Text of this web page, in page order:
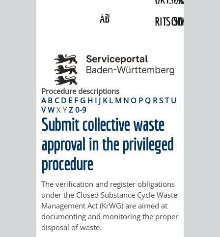
ABWASSERBESEITIGUNG
115
BERATUNG
UND
HILFE
KINDER
UND
JUGENDLICHE
SENIOREN
BETREUUNG
UND
PFLEGE
BERATUNG
UND
HILFE
RITSCHWEIER
SULZBACH
UND
BEIRÄTE
FÜR
TECHNIK,
UMWELT
UND
STADTENTWICKLUNG
UND
JUGENDBEIRAT
TAGESORDNUNG
PROJEKTE
ABGEORDNETE
Dienstleistungen Service BW
Verfahrensbeschreibung
Procedure descriptions
A B C D E F G H I J K L M N O P Q R S T U
V W X Y Z 0-9
Submit collective waste
approval in the privileged
procedure
The verification and register obligations
under the Closed Substance Cycle Waste
Management Act (KrWG) are aimed at
documenting and monitoring the proper
disposal of waste.